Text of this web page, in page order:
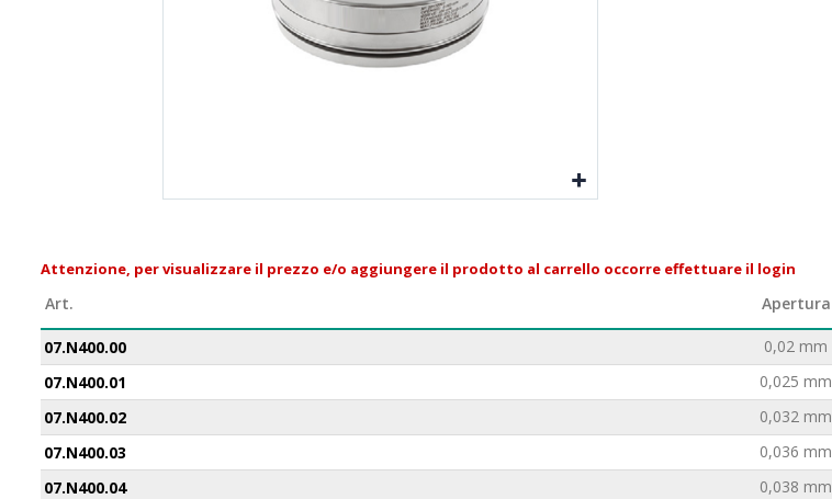
Attenzione, per visualizzare il prezzo e/o aggiungere il prodotto al carrello occorre effettuare il login
Art. Apertura
07.N400.00
0,02 mm
07.N400.01
0,025 mm
07.N400.02
0,032 mm
07.N400.03
0,036 mm
07.N400.04
0,038 mm